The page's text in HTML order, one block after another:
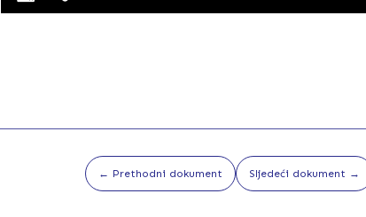
← Prethodni dokument Sljedeći dokument →